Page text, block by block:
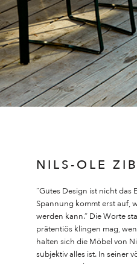
NILS-OLE ZIB
“Gutes Design ist nicht
Spannung kommt erst auf,
werden kann.” Die Worte
prätentiös klingen mag,
halten sich die Möbel von
subjektiv alles ist. In seiner